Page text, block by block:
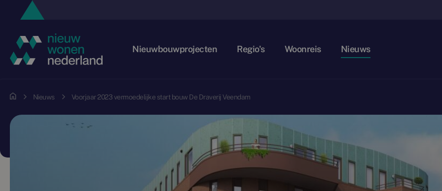
Nieuwbouwprojecten Regio's Woonreis Nieuws
Nieuws Voorjaar 2023 vermoedelijke start bouw De Draverij Veendam